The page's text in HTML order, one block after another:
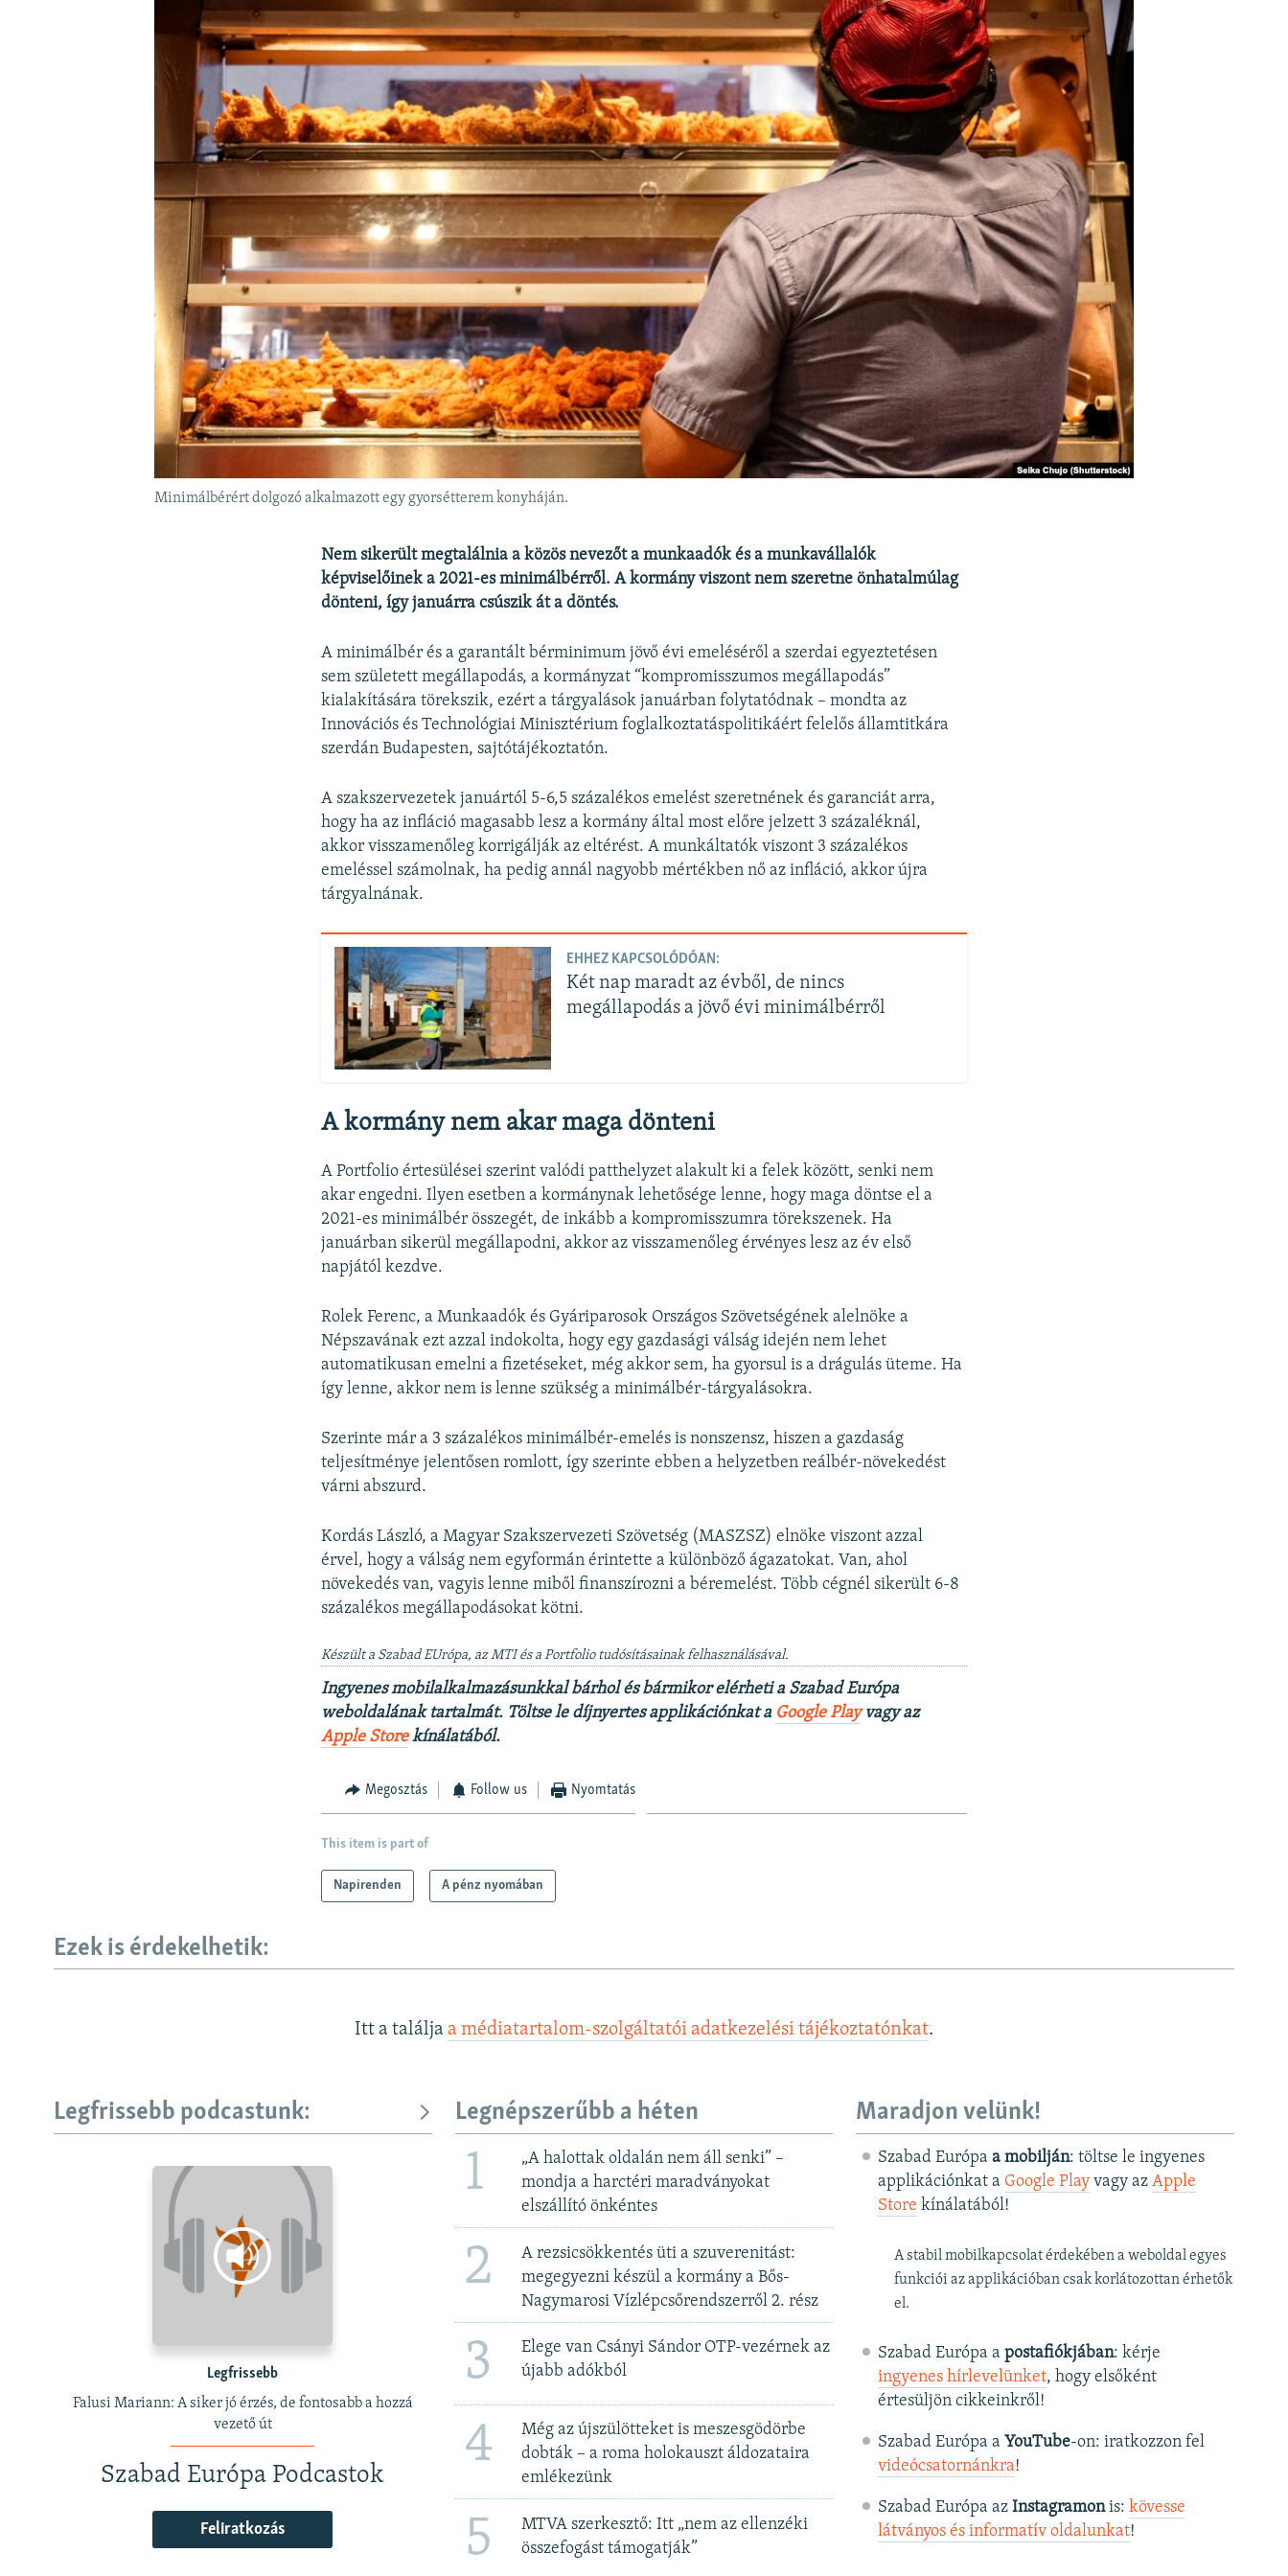
Minimálbérért dolgozó alkalmazott egy gyorsétterem konyháján.
Nem sikerült megtalálnia a közös nevezőt a munkaadók és a munkavállalók
képviselőinek a 2021-es minimálbérről. A kormány viszont nem szeretne önhatalmúlag
dönteni, így januárra csúszik át a döntés.
A minimálbér és a garantált bérminimum jövő évi emeléséről a szerdai egyeztetésen
sem született megállapodás, a kormányzat “kompromisszumos megállapodás”
kialakítására törekszik, ezért a tárgyalások januárban folytatódnak – mondta az
Innovációs és Technológiai Minisztérium foglalkoztatáspolitikáért felelős államtitkára
szerdán Budapesten, sajtótájékoztatón.
A szakszervezetek januártól 5-6,5 százalékos emelést szeretnének és garanciát arra,
hogy ha az infláció magasabb lesz a kormány által most előre jelzett 3 százaléknál,
akkor visszamenőleg korrigálják az eltérést. A munkáltatók viszont 3 százalékos
emeléssel számolnak, ha pedig annál nagyobb mértékben nő az infláció, akkor újra
tárgyalnának.
EHHEZ KAPCSOLÓDÓAN:
Két nap maradt az évből, de nincs
megállapodás a jövő évi minimálbérről
A kormány nem akar maga dönteni
A Portfolio értesülései szerint valódi patthelyzet alakult ki a felek között, senki nem
akar engedni. Ilyen esetben a kormánynak lehetősége lenne, hogy maga döntse el a
2021-es minimálbér összegét, de inkább a kompromisszumra törekszenek. Ha
januárban sikerül megállapodni, akkor az visszamenőleg érvényes lesz az év első
napjától kezdve.
Rolek Ferenc, a Munkaadók és Gyáriparosok Országos Szövetségének alelnöke a
Népszavának ezt azzal indokolta, hogy egy gazdasági válság idején nem lehet
automatikusan emelni a fizetéseket, még akkor sem, ha gyorsul is a drágulás üteme. Ha
így lenne, akkor nem is lenne szükség a minimálbér-tárgyalásokra.
Szerinte már a 3 százalékos minimálbér-emelés is nonszensz, hiszen a gazdaság
teljesítménye jelentősen romlott, így szerinte ebben a helyzetben reálbér-növekedést
várni abszurd.
Kordás László, a Magyar Szakszervezeti Szövetség (MASZSZ) elnöke viszont azzal
érvel, hogy a válság nem egyformán érintette a különböző ágazatokat. Van, ahol
növekedés van, vagyis lenne miből finanszírozni a béremelést. Több cégnél sikerült 6-8
százalékos megállapodásokat kötni.
Készült a Szabad EUrópa, az MTI és a Portfolio tudósításainak felhasználásával.
Ingyenes mobilalkalmazásunkkal bárhol és bármikor elérheti a Szabad Európa
weboldalának tartalmát. Töltse le díjnyertes applikációnkat a Google Playvagy az
Apple Storekínálatából.
Megosztás Follow us Nyomtatás
This item is part of
Napirenden A pénz nyomában
Ezek is érdekelhetik:
Itt a találja a médiatartalom-szolgáltatói adatkezelési tájékoztatónkat.
Legfrissebb podcastunk:
Legfrissebb
Falusi Mariann: A siker jó érzés, de fontosabb a hozzá
vezető út
Szabad Európa Podcastok
Feliratkozás
Legnépszerűbb a héten
1
„A halottak oldalán nem áll senki” –
mondja a harctéri maradványokat
elszállító önkéntes
2
A rezsicsökkentés üti a szuverenitást:
megegyezni készül a kormány a Bős-
Nagymarosi Vízlépcsőrendszerről 2. rész
3
Elege van Csányi Sándor OTP-vezérnek az
újabb adókból
4
Még az újszülötteket is meszesgödörbe
dobták – a roma holokauszt áldozataira
emlékezünk
5
MTVA szerkesztő: Itt „nem az ellenzéki
összefogást támogatják”
Maradjon velünk!
Szabad Európa a mobilján: töltse le ingyenes
applikációnkat a Google Playvagy az Apple
Store kínálatából!
A stabil mobilkapcsolat érdekében a weboldal egyes
funkciói az applikációban csak korlátozottan érhetők
el.
Szabad Európa a postafiókjában: kérje
ingyenes hírlevelünket, hogy elsőként
értesüljön cikkeinkről!
Szabad Európa a YouTube-on: iratkozzon fel
videócsatornánkra!
Szabad Európa az Instagramonis: kövesse
látványos és informatív oldalunkat! ​